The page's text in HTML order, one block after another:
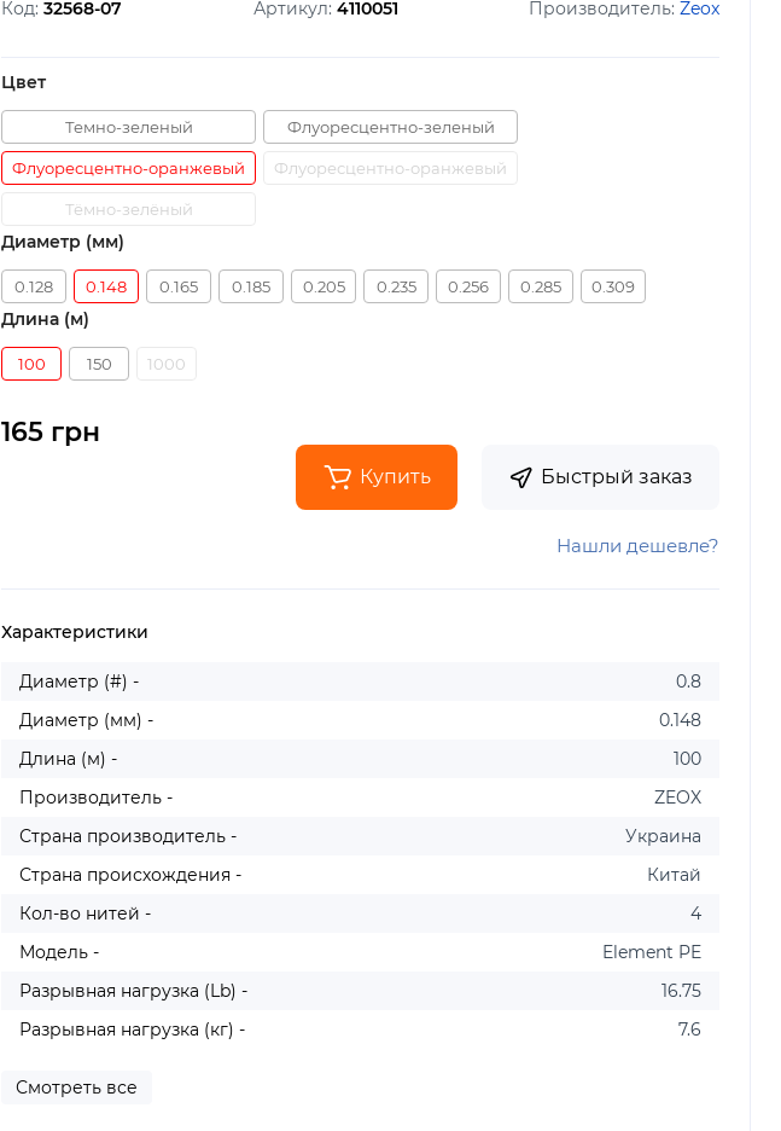
Код: 32568-07 Артикул: 4110051 Производитель: Zeox
Цвет
Темно-зеленый Флуоресцентно-зеленый
Флуоресцентно-оранжевый Флуоресцентно-оранжевый
Тёмно-зелёный
Диаметр (мм)
0.128 0.148 0.165 0.185 0.205 0.235 0.256 0.285 0.309
Длина (м)
100 150 1000
165 грн
Купить Быстрый заказ
Нашли дешевле?
Характеристики
Диаметр (#) -
0.8
Диаметр (мм) -
0.148
Длина (м) -
100
Производитель -
ZEOX
Страна производитель -
Украина
Страна происхождения -
Китай
Кол-во нитей -
4
Модель -
Element PE
Разрывная нагрузка (Lb) -
16.75
Разрывная нагрузка (кг) -
7.6
Смотреть все